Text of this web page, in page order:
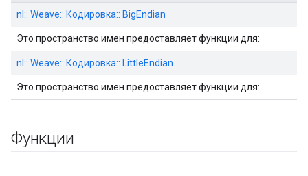
nl:: Weave:: Кодировка:: BigEndian
Это пространство имен предоставляет функции для:
nl:: Weave:: Кодировка:: LittleEndian
Это пространство имен предоставляет функции для:
Функции